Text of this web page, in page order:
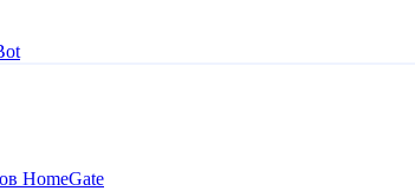
HomeGate